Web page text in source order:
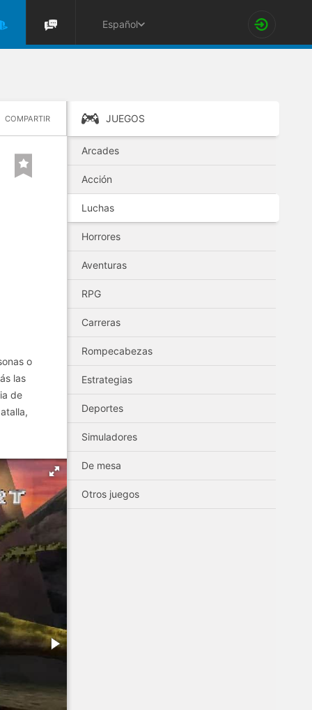
Español
COMPARTIR
o
las
de
JUEGOS
Arcades
Acción
Luchas
Horrores
Aventuras
RPG
Carreras
Rompecabezas
Estrategias
Deportes
Simuladores
De mesa
Otros juegos